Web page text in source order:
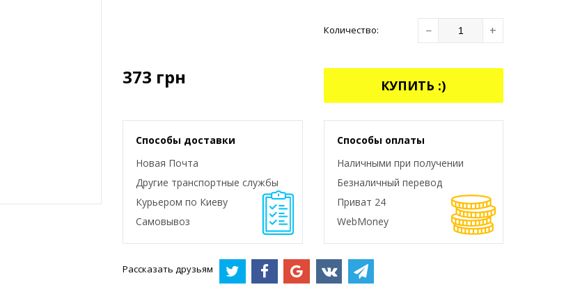
Количество: − +
373 грн КУПИТЬ :)
Способы доставки
Новая Почта
Другие транспортные службы
Курьером по Киеву
Самовывоз
Способы оплаты
Наличными при получении
Безналичный перевод
Приват 24
WebMoney
Рассказать друзьям